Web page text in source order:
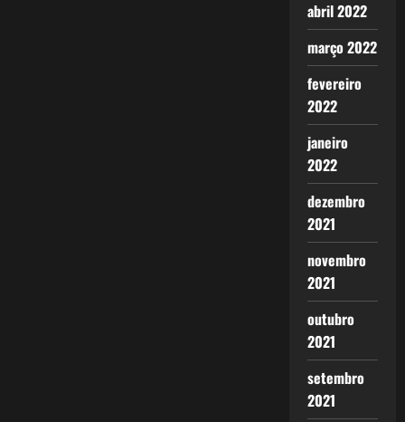
abril 2022
março 2022
fevereiro
2022
janeiro
2022
dezembro
2021
novembro
2021
outubro
2021
setembro
2021